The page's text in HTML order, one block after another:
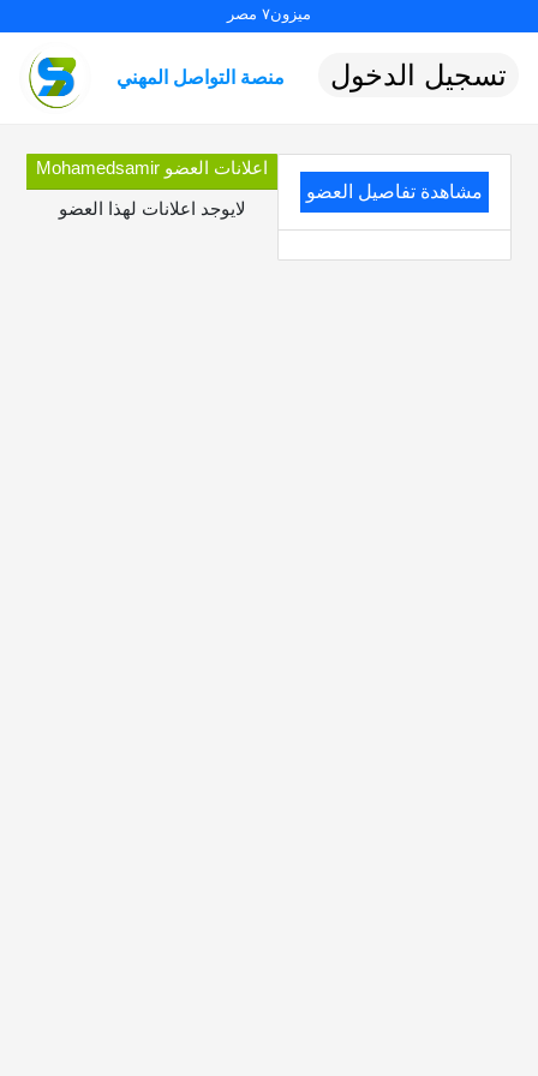
ميزون٧ مصر
منصة التواصل المهني تسجيل الدخول
مشاهدة تفاصيل العضو
اعلانات العضو Mohamedsamir
لايوجد اعلانات لهذا العضو